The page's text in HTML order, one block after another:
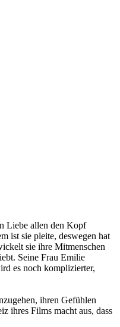
Liebe allen den Kopf
ist sie pleite, deswegen hat
sie ihre Mitmenschen
Seine Frau Emilie
es noch komplizierter,
ihren Gefühlen
ihres Films macht aus, dass